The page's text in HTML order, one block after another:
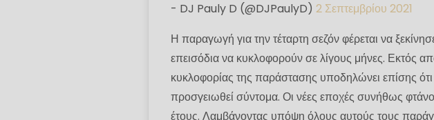
- DJ Pauly D (@DJPaulyD)2 Σεπτεμβρίου 2021
Η παραγωγή για την τέταρτη σεζόν φέρεται να
επεισόδια να κυκλοφορούν σε λίγους μήνες. Εκτός
κυκλοφορίας της παράστασης υποδηλώνει επίσης
προσγειωθεί σύντομα. Οι νέες εποχές συνήθως
έτους. Λαμβάνοντας υπόψη όλους αυτούς τους